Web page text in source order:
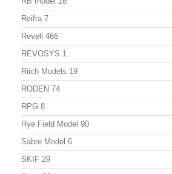
Reifra 7
Revell 466
REVOSYS 1
Riich Models 19
RODEN 74
RPG 8
Rye Field Model 90
Sabre Model 6
SKIF 29